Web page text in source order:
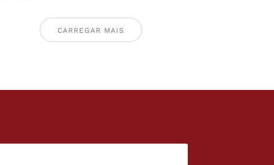
CARREGAR MAIS